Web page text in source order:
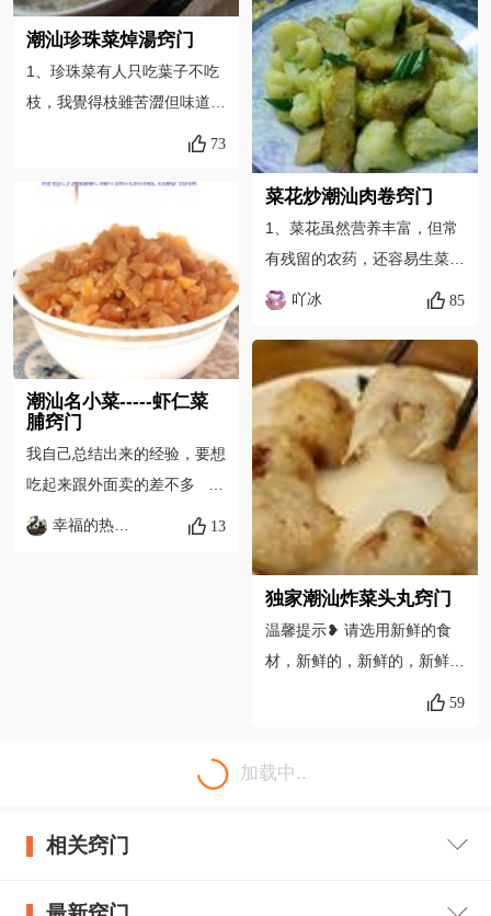
潮汕珍珠菜焯湯窍门
1、珍珠菜有人只吃葉子不吃
枝，我覺得枝雖苦澀但味道很
有野菜的感覺而且這樣也不浪
珠菜（例如我家人），用刀直
接切更快.3、這個湯通常早上
吃，所以就不熬豬骨頭了直接
用熬豬腸的湯，這樣很清甜也
不會油膩.
73
潮汕名小菜-----虾仁菜
脯窍门
我自己总结出来的经验，要想
吃起来跟外面卖的差不多
1.油一定要用香油。 2.菜
幸福的热带雨林 13
增减调料；4.沙茶酱、生抽均
有咸度，是否需要调盐，视口
味，我没有放。
菜花炒潮汕肉卷窍门
1、菜花虽然营养丰富，但常
有残留的农药，还容易生菜
虫，所以在吃之前，可将菜花
就跑出来了，还可有助于去除
残留农药； 2、吃的时候要嚼
几次，这样才更有利于营养的
吸收； 3、菜花焯水后，应放
入凉开水内过凉，捞出沥净水
再用； 4、烧煮和加盐时间不
宜过长，才不致丧失和破坏防
癌抗癌的营养成分。
吖冰 85
独家潮汕炸菜头丸窍门
温馨提示❥ 请选用新鲜的食
材，新鲜的，新鲜的，新鲜的
❥ 在拌入番薯粉后也可以作
方法）同样放进锅里蒸熟后再
多，不要加太多盐，加多点粘
59
加载中..
相关窍门